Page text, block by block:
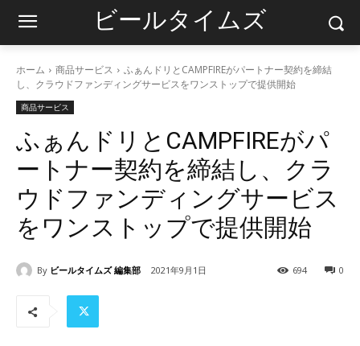
ビールタイムズ
ホーム 商品サービス
ふぁんドリとCAMPFIREがパートナー契約を締結
し、クラウドファンディングサービスをワンストップで提供開始
商品サービス
ふぁんドリとCAMPFIREがパ
ートナー契約を締結し、クラ
ウドファンディングサービス
をワンストップで提供開始
By ビールタイムズ 編集部 2021年9月1日 0
694